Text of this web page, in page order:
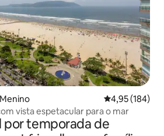
4,95 de uma
4,95 (184)
vista espetacular para o mar
por temporada de